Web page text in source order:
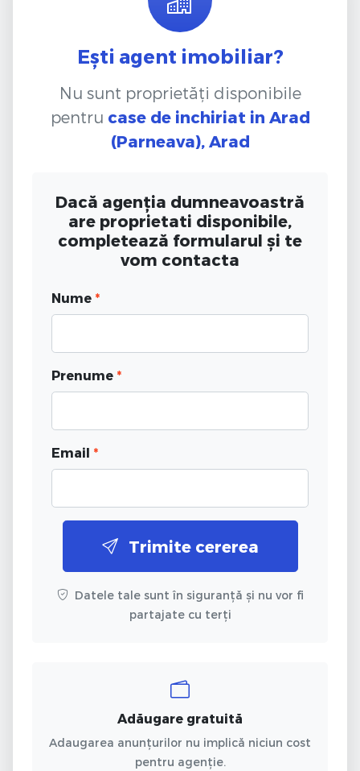
Ești agent imobiliar?
Nu sunt proprietăți disponibile
pentru case de inchiriat in Arad
(Parneava), Arad
Dacă agenția dumneavoastră
are proprietati disponibile,
completează formularul și te
vom contacta
Nume *
Prenume *
Email *
Trimite cererea
Datele tale sunt în siguranță și nu vor fi
partajate cu terți
Adăugare gratuită
Adaugarea anunțurilor nu implică niciun cost
pentru agenție.